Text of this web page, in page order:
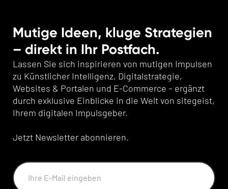
Mutige Ideen, kluge Strategien
– direkt in Ihr Postfach.
Lassen Sie sich inspirieren von mutigen Impulsen
zu Künstlicher Intelligenz, Digitalstrategie,
Websites & Portalen und E-Commerce – ergänzt
durch exklusive Einblicke in die Welt von sitegeist,
Ihrem digitalen Impulsgeber.
Jetzt Newsletter abonnieren.